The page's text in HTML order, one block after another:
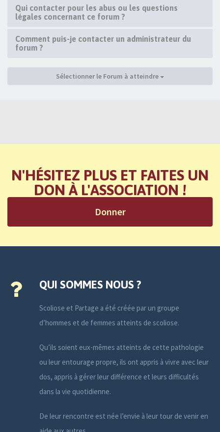
Qui contacter pour les abus ou les questions
légales concernant ce forum ?
Comment puis-je contacter un administrateur du
forum ?
Sélectionner le Forum à atteindre
N'HÉSITEZ PLUS ET FAITES UN
DON À L'ASSOCIATION !
Donner
QUI SOMMES NOUS ?
Scoliose et Partage a été créée par un groupe
d’hommes et de femmes atteints de scoliose.
Qu’ils soient eux-mêmes atteints de cette pathologie
ou leur entourage propre, ils ont appris à vivre avec leur
dos, appris à gérer leur différence et leurs difficultés
dans la vie quotidienne.
De leur rencontre est née l’envie à leur tour de venir en